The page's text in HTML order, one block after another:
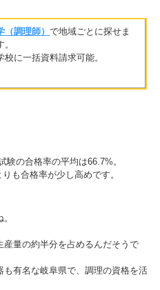
（調理師）で地域ごとに探せま
。
に一括資料請求可能。
験の合格率の平均は66.7%。
も合格率が少し高めです。
量の約半分を占めるんだそうで
有名な岐阜県で、調理の資格を活